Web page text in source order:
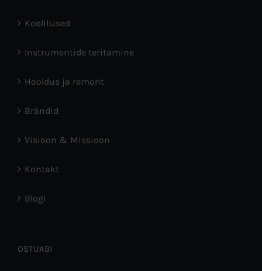
Koolitused
Instrumentide teritamine
Hooldus ja remont
Brändid
Visioon & Missioon
Kontakt
Blogi
OSTUABI